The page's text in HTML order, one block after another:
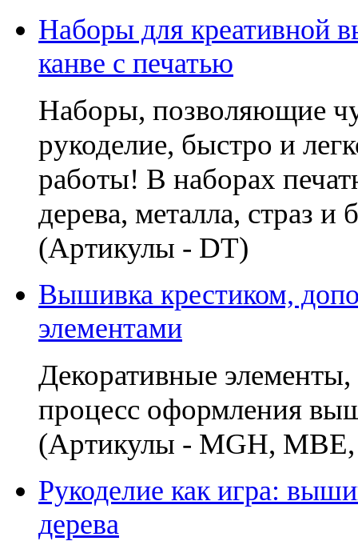
Наборы для креативной
канве с печатью
Наборы, позволяющие
рукоделие, быстро и
работы! В наборах
дерева, металла, страз и
(Артикулы - DT)
Вышивка крестиком,
элементами
Декоративные
процесс оформления
(Артикулы - MGH,
Рукоделие как игра:
дерева